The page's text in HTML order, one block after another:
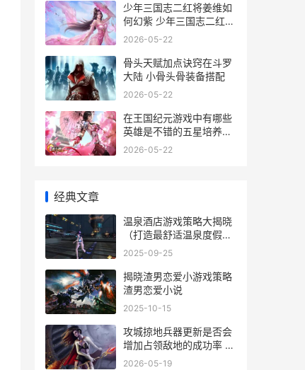
少年三国志二红将姜维如
何幻紫 少年三国志二红金
将
2026-05-22
骨头天赋加点诀窍在斗罗
大陆 小骨头骨装备搭配
2026-05-22
在王国纪元游戏中有哪些
英雄是不错的五星培养挑
选 王国纪元游戏,女神之
2026-05-22
经典文章
温泉酒店游戏策略大揭晓
（打造最舒适温泉度假体
验 温泉馆游戏
2025-09-25
揭晓渣男恋爱小游戏策略
渣男恋爱小说
2025-10-15
攻城掠地兵器更新是否会
增加占领敌地的成功率 攻
城掠地兵器最高等级
2026-05-19